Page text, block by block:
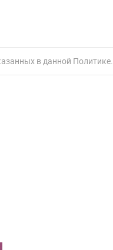
в данной Политике.